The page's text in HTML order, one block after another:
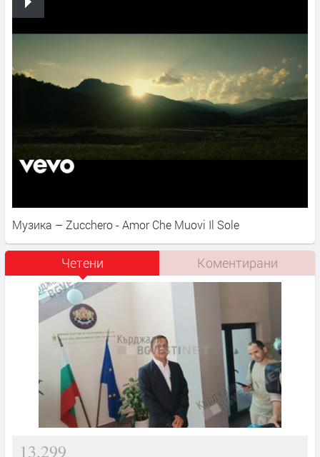
Музика – Zucchero - Amor Che Muovi Il Sole
Четени Коментирани
13,299